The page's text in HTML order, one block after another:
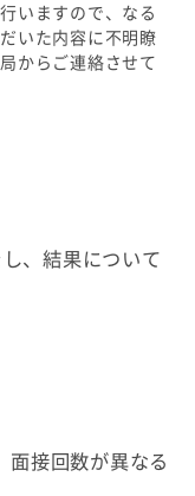
いますので、なる
いた内容に不明瞭
からご連絡させて
、結果について
面接回数が異なる